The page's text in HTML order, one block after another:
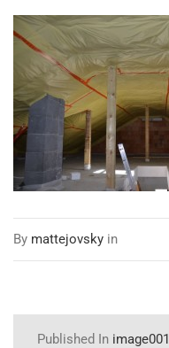
By mattejovsky in
Published In image001